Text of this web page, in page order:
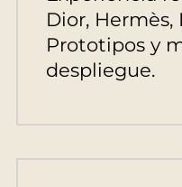
Dior, Hermès,
Prototipos y
despliegue.